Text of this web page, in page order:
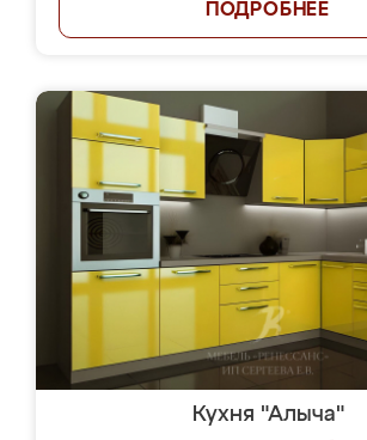
ПОДРОБНЕЕ
Кухня "Алыча"